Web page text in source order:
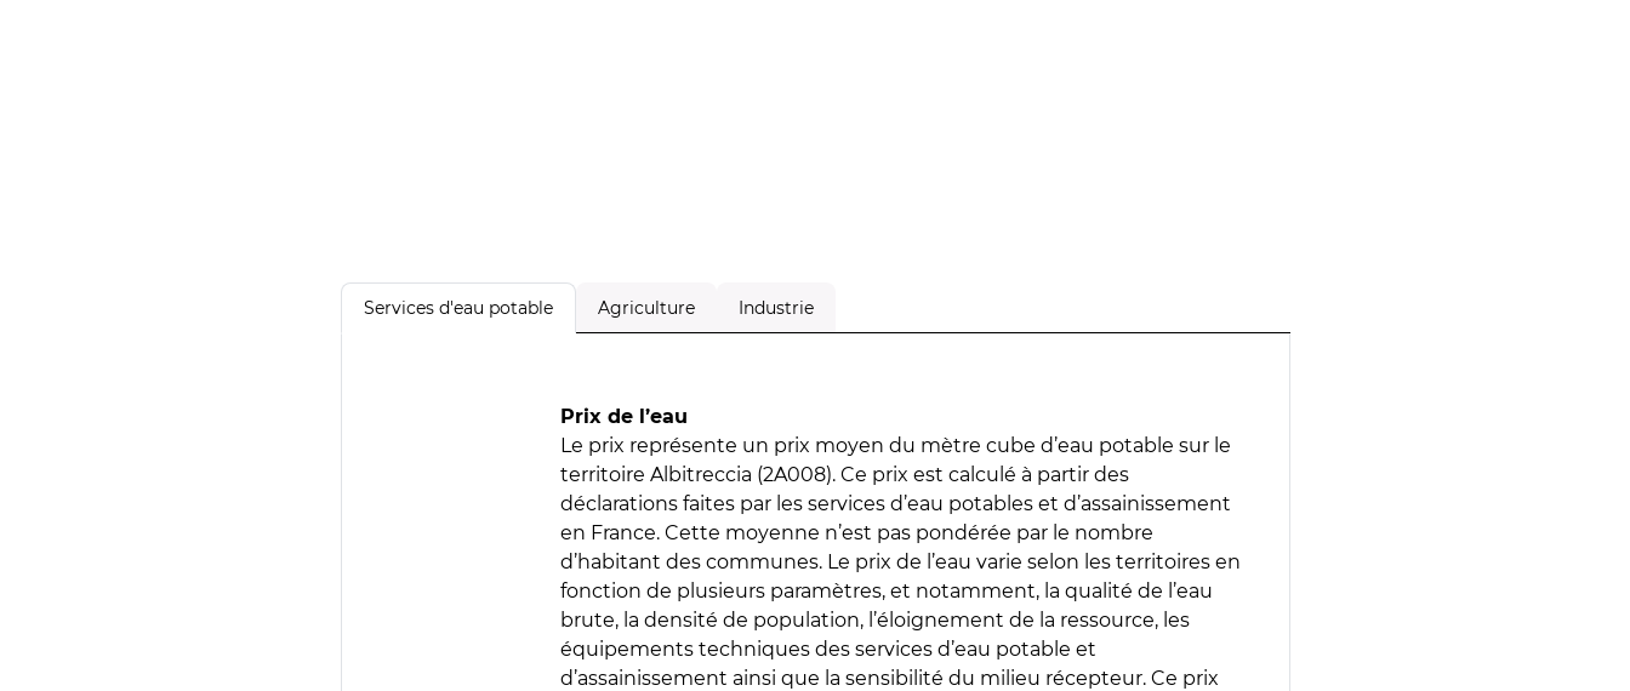
Services d'eau potable Agriculture Industrie
Prix de l’eau
Le prix représente un prix moyen du mètre cube d’eau potable sur le
territoire Albitreccia (2A008). Ce prix est calculé à partir des
déclarations faites par les services d’eau potables et d’assainissement
en France. Cette moyenne n’est pas pondérée par le nombre
d’habitant des communes. Le prix de l’eau varie selon les territoires en
fonction de plusieurs paramètres, et notamment, la qualité de l’eau
brute, la densité de population, l’éloignement de la ressource, les
équipements techniques des services d’eau potable et
d’assainissement ainsi que la sensibilité du milieu récepteur. Ce prix